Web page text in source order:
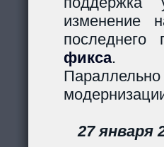
изменение
фикса.
27 января